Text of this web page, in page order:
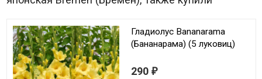
Гладиолус Bananarama
(Бананарама) (5 луковиц)
290 ₽